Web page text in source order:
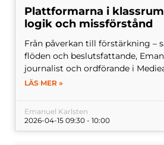
Plattformarna i
logik och missförstånd
Från påverkan till förstärkning –
flöden och beslutsfattande,
journalist och ordförande i
LÄS MER »
Emanuel Karlsten
2026-04-15 09:30 - 10:00